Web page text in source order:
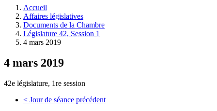
législative.
Accueil
Affaires législatives
Documents de la Chambre
Législature 42, Session 1
4 mars 2019
4 mars 2019
42e législature, 1re session
< Jour de séance précédent